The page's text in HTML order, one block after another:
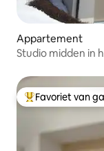
Appartement
Studio midden in
Topfavoriet van
Favoriet van